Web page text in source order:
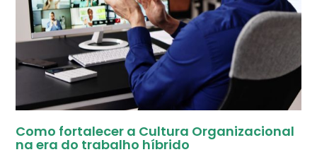
Como fortalecer a Cultura Organizacional
na era do trabalho híbrido